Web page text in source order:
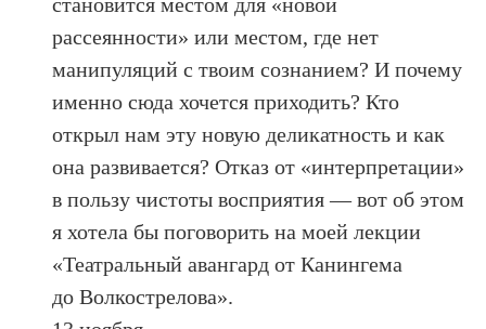
рассеянности» или местом, где нет
манипуляций с твоим сознанием? И почему
именно сюда хочется приходить? Кто
открыл нам эту новую деликатность и как
она развивается? Отказ от «интерпретации»
в пользу чистоты восприятия — вот об этом
я хотела бы поговорить на моей лекции
«Театральный авангард от Канингема
до Волкострелова».